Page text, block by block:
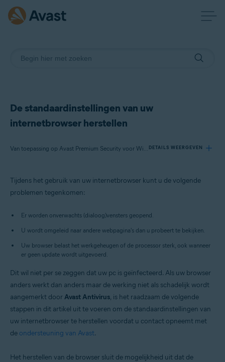
De standaardinstellingen van uw
internetbrowser herstellen
Van toepassing op Avast Premium Security voor Windows, Avast Free Antivirus voor Windows DETAILS WEERGEVEN
Producten:
Besturingssystemen:
Microsoft Windows 11 Home / Pro / Enterprise / Education
Microsoft Windows 10 Home / Pro / Enterprise / Education – 32-/64-bits
Microsoft Windows 8 / Pro / Enterprise – 32-/64-bits
Enterprise / Ultimate – Service Pack 2, 32-/64-bits
Tijdens het gebruik van uw internetbrowser kunt u de volgende
problemen tegenkomen:
Er worden onverwachts (dialoog)vensters geopend.
U wordt omgeleid naar andere webpagina's dan u probeert te bekijken.
Uw browser belast het werkgeheugen of de processor sterk, ook wanneer
er geen update wordt uitgevoerd.
Dit wil niet per se zeggen dat uw pc is geïnfecteerd. Als uw browser
anders werkt dan anders maar de werking niet als schadelijk wordt
aangemerkt doorAvast Antivirus, is het raadzaam de volgende
stappen in dit artikel uit te voeren om de standaardinstellingen van
uw internetbrowser te herstellen voordat u contact opneemt met
de ondersteuning van Avast.
Het herstellen van de browser sluit de mogelijkheid uit dat de